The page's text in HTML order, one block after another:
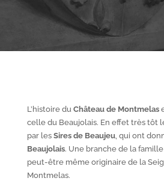
L’histoire duChâteau de Montmelas
celle du Beaujolais. En effet très tôt
par les Sires de Beaujeu, qui ont
Beaujolais. Une branche de la
peut-être même originaire de la
Montmelas.